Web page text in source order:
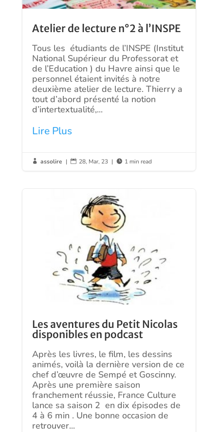
Atelier de lecture n°2 à l’INSPE
Tous les étudiants de l’INSPE (Institut
National Supérieur du Professorat et
de l’Education ) du Havre ainsi que le
personnel étaient invités à notre
deuxième atelier de lecture. Thierry a
tout d’abord présenté la notion
d’intertextualité,...
Lire Plus
 assolire |  28, Mar, 23 |  1 min read
Les aventures du Petit Nicolas
disponibles en podcast
Après les livres, le film, les dessins
animés, voilà la dernière version de ce
chef d’œuvre de Sempé et Goscinny.
Après une première saison
franchement réussie, France Culture
lance sa saison 2 en dix épisodes de
4 à 6 min . Une bonne occasion de
retrouver...